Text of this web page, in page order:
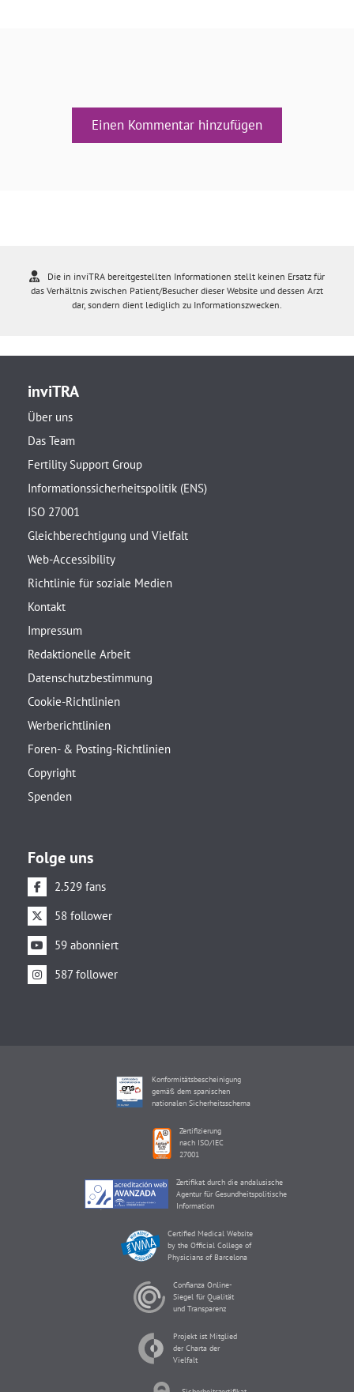
Einen Kommentar hinzufügen
Die in inviTRA bereitgestellten Informationen stellt keinen Ersatz für
das Verhältnis zwischen Patient/Besucher dieser Website und dessen Arzt
dar, sondern dient lediglich zu Informationszwecken.
inviTRA
Über uns
Das Team
Fertility Support Group
Informationssicherheitspolitik (ENS)
ISO 27001
Gleichberechtigung und Vielfalt
Web-Accessibility
Richtlinie für soziale Medien
Kontakt
Impressum
Redaktionelle Arbeit
Datenschutzbestimmung
Cookie-Richtlinien
Werberichtlinien
Foren- & Posting-Richtlinien
Copyright
Spenden
Folge uns
2.529 fans
58 follower
59 abonniert
587 follower
Konformitätsbescheinigung
gemäß dem spanischen
nationalen Sicherheitsschema
Zertifizierung
nach ISO/IEC
27001
Zertifikat durch die andalusische
Agentur für Gesundheitspolitische
Information
Certified Medical Website
by the Official College of
Physicians of Barcelona
Confianza Online-
Siegel für Qualität
und Transparenz
Projekt ist Mitglied
der Charta der
Vielfalt